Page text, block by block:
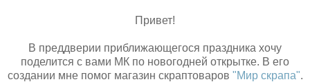
Привет!
В преддверии приближающегося праздника хочу
поделится с вами МК по новогодней открытке. В его
создании мне помог магазин скраптоваров "Мир скрапа".